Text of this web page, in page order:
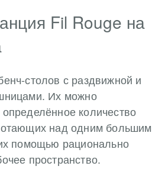
Fil Rouge на
столов с раздвижной и
Их можно
количество
над одним большим
помощью рационально
пространство.